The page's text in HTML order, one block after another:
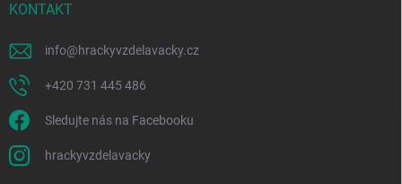
KONTAKT
info@hrackyvzdelavacky.cz
+420 731 445 486
Sledujte nás na Facebooku
hrackyvzdelavacky